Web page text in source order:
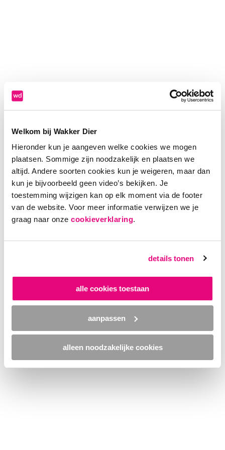
Welkom bij Wakker Dier
Hieronder kun je aangeven welke cookies we mogen
plaatsen. Sommige zijn noodzakelijk en plaatsen we
altijd. Andere soorten cookies kun je weigeren, maar dan
kun je bijvoorbeeld geen video’s bekijken. Je
toestemming wijzigen kan op elk moment via de footer
van de website. Voor meer informatie verwijzen we je
graag naar onze cookieverklaring.
details tonen
alle cookies toestaan
aanpassen
alleen noodzakelijke cookies
Application error: a client-side exception has occurred (see the